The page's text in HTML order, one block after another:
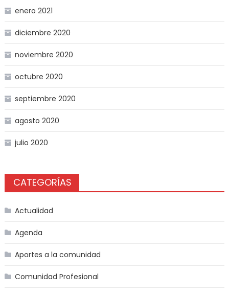
enero 2021
diciembre 2020
noviembre 2020
octubre 2020
septiembre 2020
agosto 2020
julio 2020
CATEGORÍAS
Actualidad
Agenda
Aportes a la comunidad
Comunidad Profesional